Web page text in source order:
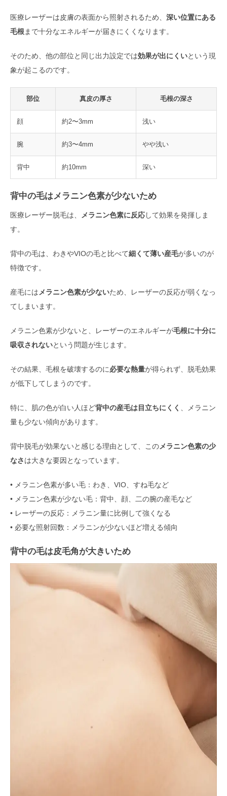
医療レーザーは皮膚の表面から照射されるため、 深い位置にある
毛根まで十分なエネルギーが届きにくくなります。
そのため、他の部位と同じ出力設定では効果が出にくいという現
象が起こるのです。
部位 真皮の厚さ 毛根の深さ
顔 約2〜3mm 浅い
腕 約3〜4mm やや浅い
背中 約10mm 深い
背中の毛はメラニン色素が少ないため
医療レーザー脱毛は、 メラニン色素に反応して効果を発揮しま
す。
背中の毛は、わきやVIOの毛と比べて細くて薄い産毛が多いのが
特徴です。
産毛には メラニン色素が少ないため、レーザーの反応が弱くなっ
てしまいます。
メラニン色素が少ないと、レーザーのエネルギーが毛根に十分に
吸収されないという問題が生じます。
その結果、毛根を破壊するのに必要な熱量が得られず、脱毛効果
が低下してしまうのです。
特に、肌の色が白い人ほど背中の産毛は目立ちにくく
、メラニン
量も少ない傾向があります。
背中脱毛が効果ないと感じる理由として、このメラニン色素の少
なさは大きな要因となっています。
• メラニン色素が多い毛：わき、VIO、すね毛など
• メラニン色素が少ない毛：背中、顔、二の腕の産毛など
• レーザーの反応：メラニン量に比例して強くなる
• 必要な照射回数：メラニンが少ないほど増える傾向
背中の毛は皮毛角が大きいため